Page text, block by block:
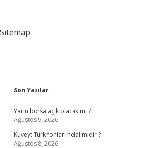
Sitemap
Sidebar
Son Yazılar
Yarın borsa açık olacak mı ?
Ağustos 9, 2026
Kuveyt Türk fonları helal midir ?
Ağustos 8, 2026